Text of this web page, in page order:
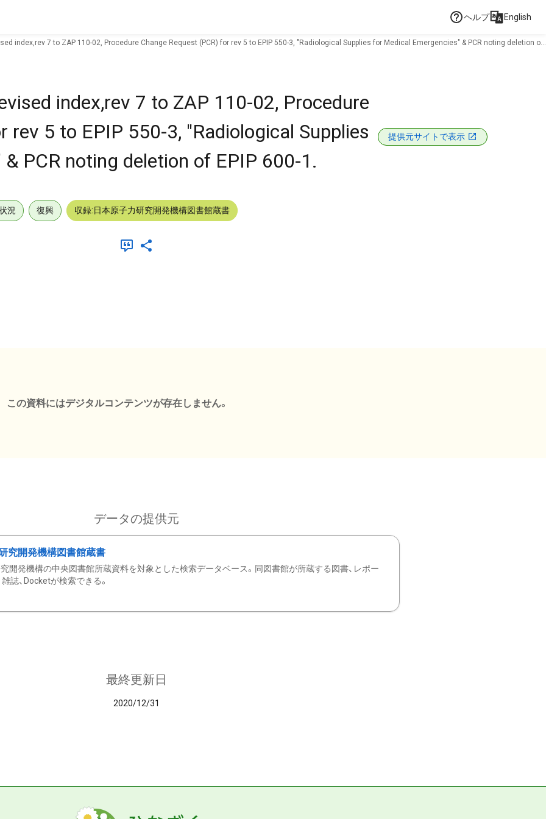
ヘルプ English
index,rev 7 to ZAP 110-02, Procedure Change Request (PCR) for rev 5 to EPIP 550-3, "Radiological Supplies for Medical Emergencies" & PCR noting deletion of
index,rev 7 to ZAP 110-02, Procedure
rev 5 to EPIP 550-3, "Radiological Supplies
PCR noting deletion of EPIP 600-1.
提供元サイトで表示
況 復興 収録:日本原子力研究開発機構図書館蔵書
この資料にはデジタルコンテンツが存在しません。
データの提供元
究開発機構図書館蔵書
開発機構の中央図書館所蔵資料を対象とした検索データベース。同図書館が所蔵する図書、レポー
雑誌、Docketが検索できる。
最終更新日
2020/12/31